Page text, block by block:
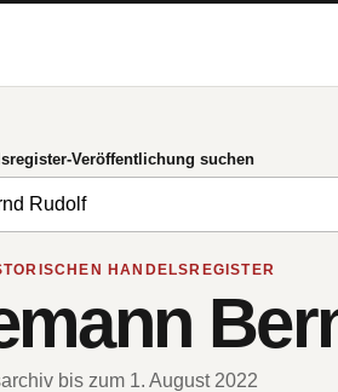
Veröffentlichung suchen
HANDELSREGISTER
bis zum 1. August 2022